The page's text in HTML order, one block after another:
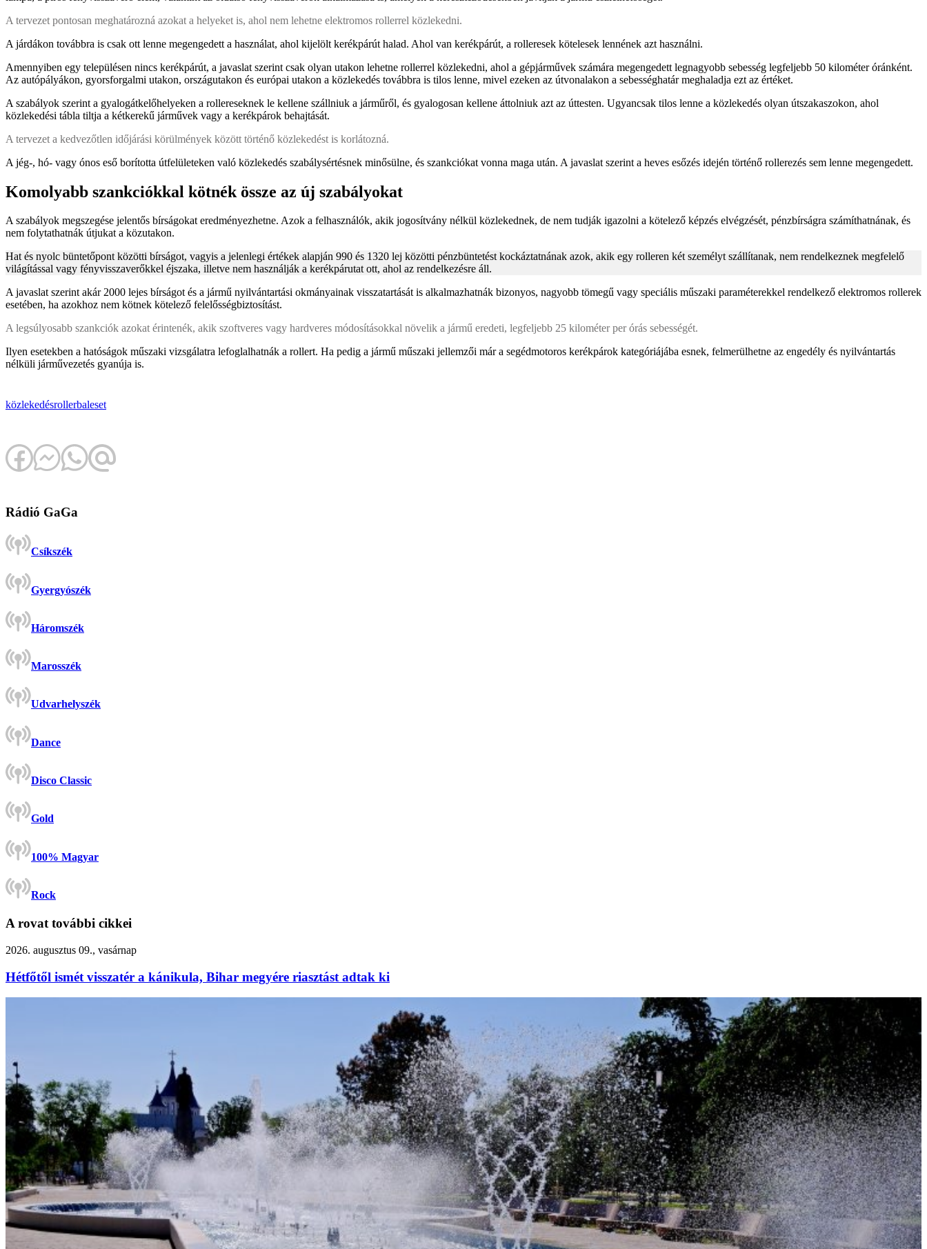
A tervezet pontosan meghatározná azokat a helyeket is, ahol nem lehetne elektromos rollerrel közlekedni.
A járdákon továbbra is csak ott lenne megengedett a használat, ahol kijelölt kerékpárút halad. Ahol van kerékpárút, a rolleresek kötelesek lennének azt használni.
Amennyiben egy településen nincs kerékpárút, a javaslat szerint csak olyan utakon lehetne rollerrel közlekedni, ahol a gépjárművek számára megengedett legnagyobb sebesség legfeljebb 50 kilométer óránként.
Az autópályákon, gyorsforgalmi utakon, országutakon és európai utakon a közlekedés továbbra is tilos lenne, mivel ezeken az útvonalakon a sebességhatár meghaladja ezt az értéket.
A szabályok szerint a gyalogátkelőhelyeken a rollereseknek le kellene szállniuk a járműről, és gyalogosan kellene áttolniuk azt az úttesten. Ugyancsak tilos lenne a közlekedés olyan útszakaszokon, ahol
közlekedési tábla tiltja a kétkerekű járművek vagy a kerékpárok behajtását.
A tervezet a kedvezőtlen időjárási körülmények között történő közlekedést is korlátozná.
A jég-, hó- vagy ónos eső borította útfelületeken való közlekedés szabálysértésnek minősülne, és szankciókat vonna maga után. A javaslat szerint a heves esőzés idején történő rollerezés sem lenne megengedett.
Komolyabb szankciókkal kötnék össze az új szabályokat
A szabályok megszegése jelentős bírságokat eredményezhetne. Azok a felhasználók, akik jogosítvány nélkül közlekednek, de nem tudják igazolni a kötelező képzés elvégzését, pénzbírságra számíthatnának, és
nem folytathatnák útjukat a közutakon.
Hat és nyolc büntetőpont közötti bírságot, vagyis a jelenlegi értékek alapján 990 és 1320 lej közötti pénzbüntetést kockáztatnának azok, akik egy rolleren két személyt szállítanak, nem rendelkeznek megfelelő
világítással vagy fényvisszaverőkkel éjszaka, illetve nem használják a kerékpárutat ott, ahol az rendelkezésre áll.
A javaslat szerint akár 2000 lejes bírságot és a jármű nyilvántartási okmányainak visszatartását is alkalmazhatnák bizonyos, nagyobb tömegű vagy speciális műszaki paraméterekkel rendelkező elektromos rollerek
esetében, ha azokhoz nem kötnek kötelező felelősségbiztosítást.
A legsúlyosabb szankciók azokat érintenék, akik szoftveres vagy hardveres módosításokkal növelik a jármű eredeti, legfeljebb 25 kilométer per órás sebességét.
Ilyen esetekben a hatóságok műszaki vizsgálatra lefoglalhatnák a rollert. Ha pedig a jármű műszaki jellemzői már a segédmotoros kerékpárok kategóriájába esnek, felmerülhetne az engedély és nyilvántartás
nélküli járművezetés gyanúja is.
közlekedésrollerbaleset
Rádió GaGa
Csíkszék
Gyergyószék
Háromszék
Marosszék
Udvarhelyszék
Dance
Disco Classic
Gold
100% Magyar
Rock
A rovat további cikkei
2026. augusztus 09., vasárnap
Hétfőtől ismét visszatér a kánikula, Bihar megyére riasztást adtak ki